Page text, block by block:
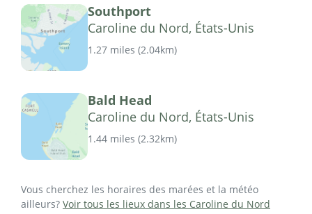
Southport
Caroline du Nord, États-Unis
1.27 miles (2.04km)
Bald Head
Caroline du Nord, États-Unis
1.44 miles (2.32km)
Vous cherchez les horaires des marées et la météo
ailleurs? Voir tous les lieux dans les Caroline du Nord